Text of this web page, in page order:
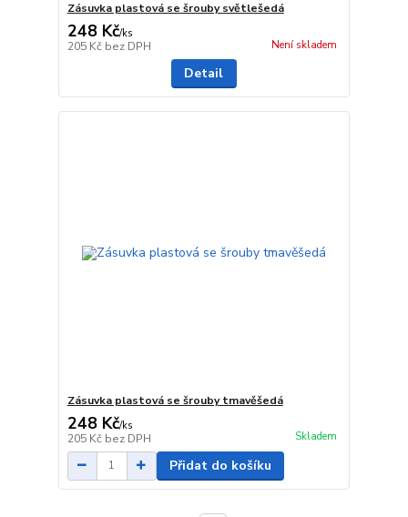
Zásuvka plastová se šrouby světlešedá
248 Kč/ks
205 Kč bez DPH Není skladem
Detail
Zásuvka plastová se šrouby tmavěšedá
248 Kč/ks
205 Kč bez DPH Skladem
Přidat do košíku